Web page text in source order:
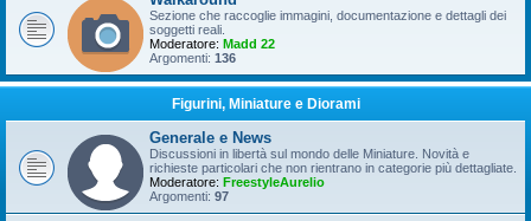
Sezione che raccoglie immagini, documentazione e dettagli dei
soggetti reali.
Moderatore: Madd 22
Argomenti: 136
Figurini, Miniature e Diorami
Generale e News
Discussioni in libertà sul mondo delle Miniature. Novità e
richieste particolari che non rientrano in categorie più dettagliate.
Moderatore: FreestyleAurelio
Argomenti: 97